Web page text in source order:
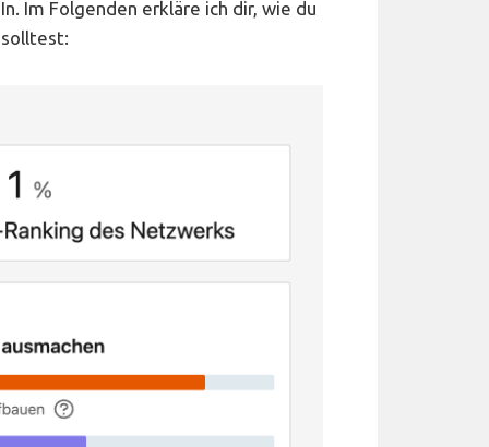
Im Folgenden erkläre ich dir, wie du